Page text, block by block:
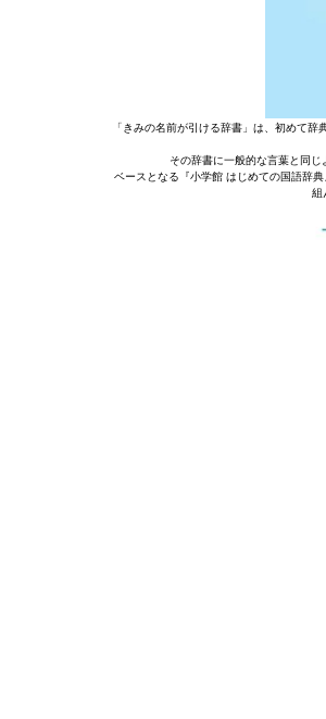
「きみの名前が引ける辞書」は、初めて
その辞書に一般的な言葉と同
ベースとなる『小学館 はじめての国語辞
組